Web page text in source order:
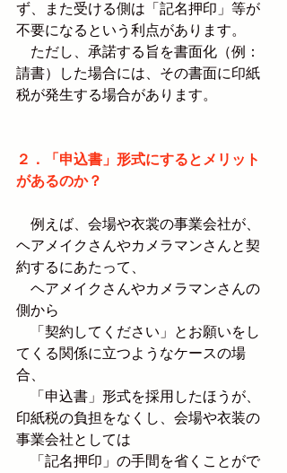
ず、また受ける側は「記名押印」等が
不要になるという利点があります。
ただし、承諾する旨を書面化（例：
請書）した場合には、その書面に印紙
税が発生する場合があります。
２．「申込書」形式にするとメリット
があるのか？
例えば、会場や衣裳の事業会社が、
ヘアメイクさんやカメラマンさんと契
約するにあたって、
ヘアメイクさんやカメラマンさんの
側から
「契約してください」とお願いをし
てくる関係に立つようなケースの場
合、
「申込書」形式を採用したほうが、
印紙税の負担をなくし、会場や衣装の
事業会社としては
「記名押印」の手間を省くことがで